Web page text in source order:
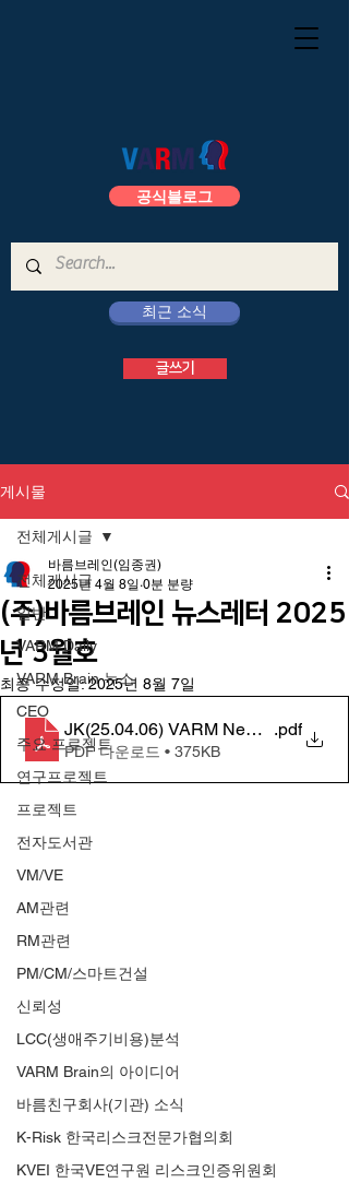
공식블로그
글쓰기
최근 소식
게시물
전체게시글
일반
VARM Daily
VARM Brain 뉴스
CEO
주요 프로젝트
연구프로젝트
프로젝트
전자도서관
VM/VE
AM관련
RM관련
PM/CM/스마트건설
신뢰성
LCC(생애주기비용)분석
VARM Brain의 아이디어
바름친구회사(기관) 소식
K-Risk 한국리스크전문가협의회
KVEI 한국VE연구원 리스크인증위원회
전체게시글
(주)바름브레인 뉴스레터 2025
년 3월호
바름브레인(임종권)
2025년 4월 8일 0분 분량
최종 수정일:2025년 8월 7일
JK(25.04.06) VARM Newsletter 2025
.pdf
PDF 다운로드 • 375KB